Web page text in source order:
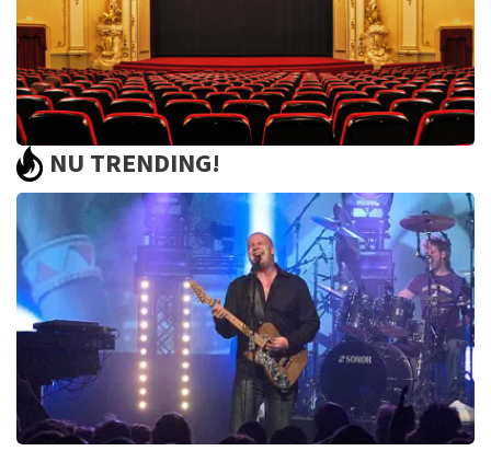
Saturday Night Fever
60reviews
BEKIJKEN
NU TRENDING!